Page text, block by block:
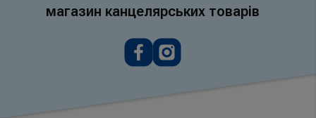
магазин канцелярських товарів